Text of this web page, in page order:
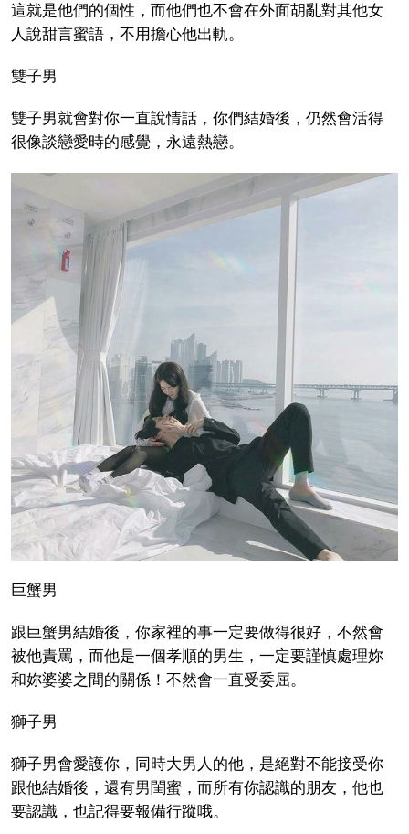
這就是他們的個性，而他們也不會在外面胡亂對其他女
人說甜言蜜語，不用擔心他出軌。
雙子男
雙子男就會對你一直說情話，你們結婚後，仍然會活得
很像談戀愛時的感覺，永遠熱戀。
巨蟹男
跟巨蟹男結婚後，你家裡的事一定要做得很好，不然會
被他責罵，而他是一個孝順的男生，一定要謹慎處理妳
和妳婆婆之間的關係！不然會一直受委屈。
獅子男
獅子男會愛護你，同時大男人的他，是絕對不能接受你
跟他結婚後，還有男閨蜜，而所有你認識的朋友，他也
要認識，也記得要報備行蹤哦。